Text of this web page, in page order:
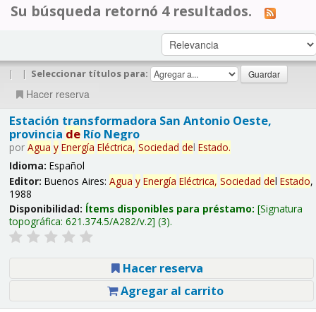
Su búsqueda retornó 4 resultados.
| | Seleccionar títulos para:
Hacer reserva
Estación transformadora San Antonio Oeste,
provincia deRío Negro
por Agua y Energía Eléctrica, Sociedad del Estado.
Idioma: Español
Editor: Buenos Aires: Agua y Energía Eléctrica, Sociedad del Estado,
1988
Disponibilidad: Ítems disponibles para préstamo: Signatura
topográfica: 621.374.5/A282/v.2 (3).
Hacer reserva
Agregar al carrito